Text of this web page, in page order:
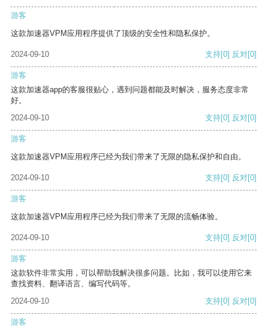
游客
这款加速器VPM应用程序提供了顶级的安全性和隐私保护。
2024-09-10 支持[0] 反对[0]
游客
这款加速器app的客服很贴心，遇到问题都能及时解决，服务态度非常
好。
2024-09-10
支持[0] 反对[0]
游客
这款加速器VPM应用程序已经为我们带来了无限的隐私保护和自由。
2024-09-10 支持[0] 反对[0]
游客
这款加速器VPM应用程序已经为我们带来了无限的流畅体验。
2024-09-10 支持[0] 反对[0]
游客
这款软件非常实用，可以帮助我解决很多问题。比如，我可以使用它来
查找资料、翻译语言、编写代码等。
2024-09-10
支持[0] 反对[0]
游客